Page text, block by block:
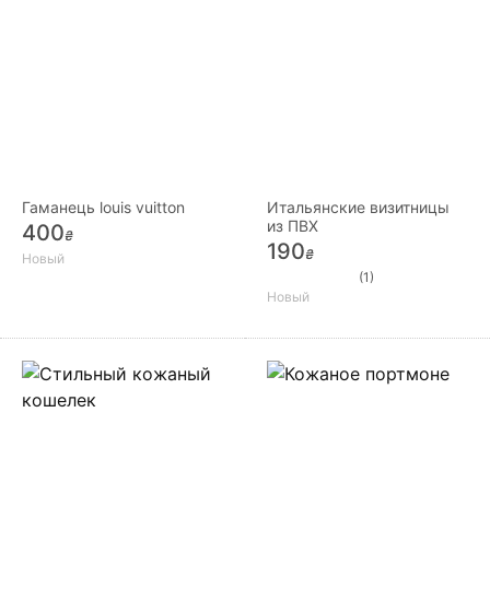
Гаманець louis vuitton
400₴
Новый
Итальянские визитницы
из ПВХ
190₴
(1)
Новый